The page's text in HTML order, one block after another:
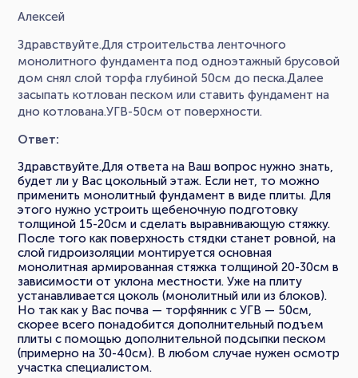
Алексей
Здравствуйте.Для строительства ленточного
монолитного фундамента под одноэтажный брусовой
дом снял слой торфа глубиной 50см до песка.Далее
засыпать котлован песком или ставить фундамент на
дно котлована.УГВ-50см от поверхности.
Ответ:
Здравствуйте.Для ответа на Ваш вопрос нужно знать,
будет ли у Вас цокольный этаж. Если нет, то можно
применить монолитный фундамент в виде плиты. Для
этого нужно устроить щебеночную подготовку
толщиной 15-20см и сделать выравнивающую стяжку.
После того как поверхность стядки станет ровной, на
слой гидроизоляции монтируется основная
монолитная армированная стяжка толщиной 20-30см в
зависимости от уклона местности. Уже на плиту
устанавливается цоколь (монолитный или из блоков).
Но так как у Вас почва — торфянник с УГВ — 50см,
скорее всего понадобится дополнительный подъем
плиты с помощью дополнительной подсыпки песком
(примерно на 30-40см). В любом случае нужен осмотр
участка специалистом.